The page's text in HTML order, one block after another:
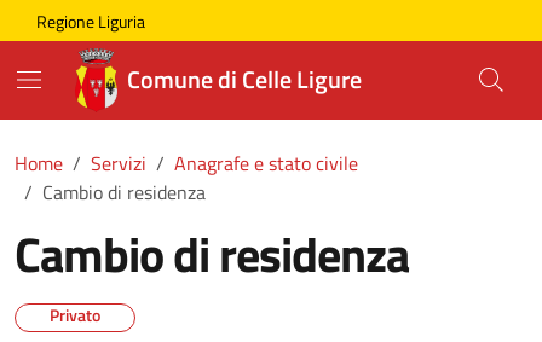
Skip to main content
Comune di Celle Ligure
Regione Liguria
Comune di Celle Ligure
Home Servizi
Anagrafe e stato civile
Cambio di residenza
Cambio di residenza
Privato